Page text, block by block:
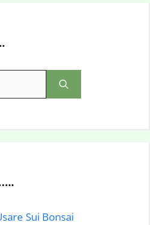
Sui Bonsai